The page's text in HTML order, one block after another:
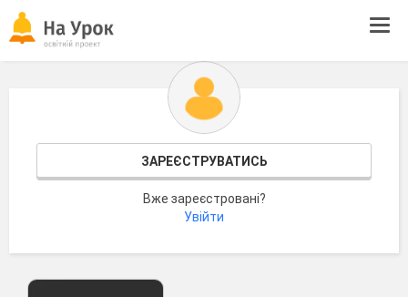
ЗАРЕЄСТРУВАТИСЬ
Вже зареєстровані?
Увійти